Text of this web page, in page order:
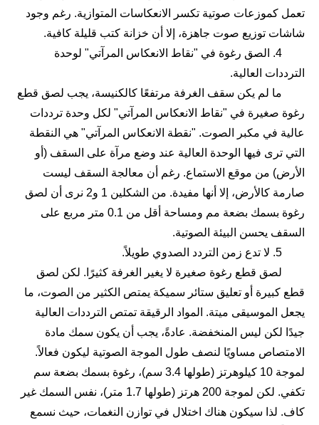
تعمل كموزعات صوتية تكسر الانعكاسات المتوازية. رغم وجود
شاشات توزيع صوت جاهزة، إلا أن خزانة كتب قليلة كافية.
4. الصق رغوة في "نقاط الانعكاس المرآتي" لوحدة
الترددات العالية.
ما لم يكن سقف الغرفة مرتفعًا كالكنيسة، يجب لصق قطع
رغوة صغيرة في "نقاط الانعكاس المرآتي" لكل وحدة ترددات
عالية في مكبر الصوت. "نقطة الانعكاس المرآتي" هي النقطة
التي ترى فيها الوحدة العالية عند وضع مرآة على السقف (أو
الأرض) من موقع الاستماع. رغم أن معالجة السقف ليست
صارمة كالأرض، إلا أنها مفيدة. من الشكلين 1 و2 نرى أن لصق
رغوة بسمك بضعة مم ومساحة أقل من 0.1 متر مربع على
السقف يحسن البيئة الصوتية.
لصق قطع رغوة صغيرة لا يغير الغرفة كثيرًا. لكن لصق
قطع كبيرة أو تعليق ستائر سميكة يمتص الكثير من الصوت، ما
يجعل الموسيقى ميتة. المواد الرقيقة تمتص الترددات العالية
جيدًا لكن ليس المنخفضة. عادةً، يجب أن يكون سمك مادة
الامتصاص مساويًا لنصف طول الموجة الصوتية ليكون فعالاً.
لموجة 10 كيلوهرتز (طولها 3.4 سم)، رغوة بسمك بضعة سم
تكفي. لكن لموجة 200 هرتز (طولها 1.7 متر)، نفس السمك غير
كاف. لذا سيكون هناك اختلال في توازن النغمات، حيث نسمع